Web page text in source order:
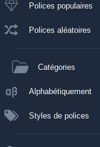
Polices populaires
Polices aléatoires
Catégories
Alphabétiquement
Styles de polices